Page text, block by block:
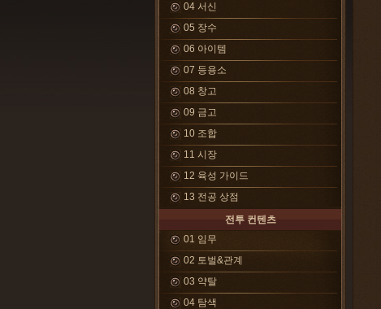
04 서신
05 장수
06 아이템
07 등용소
08 창고
09 금고
10 조합
11 시장
12 육성 가이드
13 전공 상점
전투 컨텐츠
01 임무
02 토벌&관계
03 약탈
04 탐색